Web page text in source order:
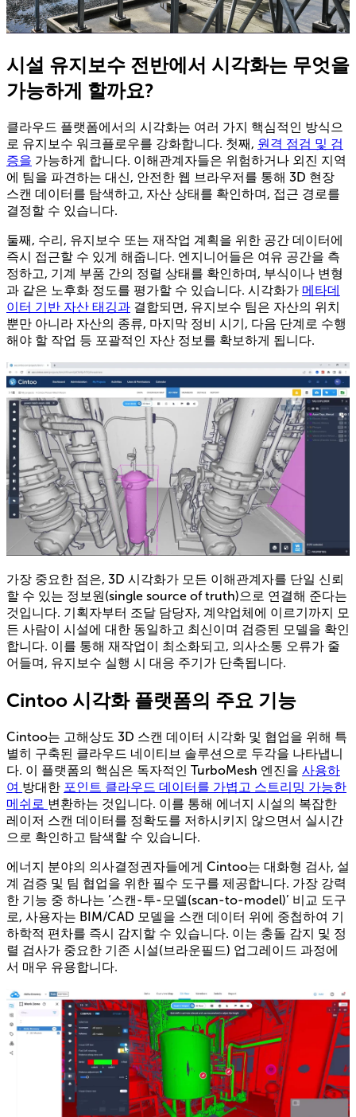
시설 유지보수 전반에서 시각화는 무엇을
가능하게 할까요?
클라우드 플랫폼에서의 시각화는 여러 가지 핵심적인 방식으
로 유지보수 워크플로우를 강화합니다. 첫째, 원격 점검 및 검
증을 가능하게 합니다. 이해관계자들은 위험하거나 외진 지역
에 팀을 파견하는 대신, 안전한 웹 브라우저를 통해 3D 현장
스캔 데이터를 탐색하고, 자산 상태를 확인하며, 접근 경로를
결정할 수 있습니다.
둘째, 수리, 유지보수 또는 재작업 계획을 위한 공간 데이터에
즉시 접근할 수 있게 해줍니다. 엔지니어들은 여유 공간을 측
정하고, 기계 부품 간의 정렬 상태를 확인하며, 부식이나 변형
과 같은 노후화 정도를 평가할 수 있습니다. 시각화가 메타데
이터 기반 자산 태깅과 결합되면, 유지보수 팀은 자산의 위치
뿐만 아니라 자산의 종류, 마지막 정비 시기, 다음 단계로 수행
해야 할 작업 등 포괄적인 자산 정보를 확보하게 됩니다.
가장 중요한 점은, 3D 시각화가 모든 이해관계자를 단일 신뢰
할 수 있는 정보원(single source of truth)으로 연결해 준다는
것입니다. 기획자부터 조달 담당자, 계약업체에 이르기까지 모
든 사람이 시설에 대한 동일하고 최신이며 검증된 모델을 확인
합니다. 이를 통해 재작업이 최소화되고, 의사소통 오류가 줄
어들며, 유지보수 실행 시 대응 주기가 단축됩니다.
Cintoo 시각화 플랫폼의 주요 기능
Cintoo는 고해상도 3D 스캔 데이터 시각화 및 협업을 위해 특
별히 구축된 클라우드 네이티브 솔루션으로 두각을 나타냅니
다. 이 플랫폼의 핵심은 독자적인 TurboMesh 엔진을 사용하
여 방대한 포인트 클라우드 데이터를 가볍고 스트리밍 가능한
메쉬로 변환하는 것입니다. 이를 통해 에너지 시설의 복잡한
레이저 스캔 데이터를 정확도를 저하시키지 않으면서 실시간
으로 확인하고 탐색할 수 있습니다.
에너지 분야의 의사결정권자들에게 Cintoo는 대화형 검사, 설
계 검증 및 팀 협업을 위한 필수 도구를 제공합니다. 가장 강력
한 기능 중 하나는 ‘스캔-투-모델(scan-to-model)’ 비교 도구
로, 사용자는 BIM/CAD 모델을 스캔 데이터 위에 중첩하여 기
하학적 편차를 즉시 감지할 수 있습니다. 이는 충돌 감지 및 정
렬 검사가 중요한 기존 시설(브라운필드) 업그레이드 과정에
서 매우 유용합니다.